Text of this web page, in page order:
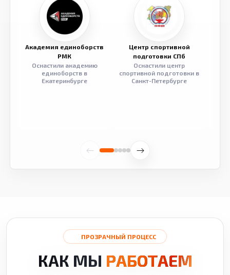
Академия единоборств
РМК
Оснастили академию
единоборств в
Екатеринбурге
Центр спортивной
подготовки СПб
Оснастили центр
спортивной подготовки в
Санкт-Петербурге
ПРОЗРАЧНЫЙ ПРОЦЕСС
КАК МЫ РАБОТАЕМ